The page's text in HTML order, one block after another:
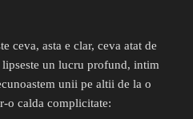
ceva, asta e clar, ceva atat de
un lucru profund, intim
unii pe altii de la o
o calda complicitate: